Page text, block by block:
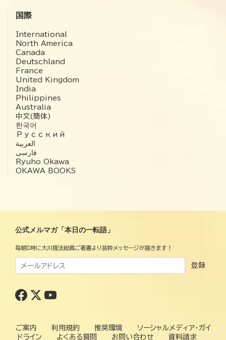
国際
International
North America
Canada
Deutschland
France
United Kingdom
India
Philippines
Australia
中文(簡体)
한국어
Русский
العربية‏
فارسی
Ryuho Okawa
OKAWA BOOKS
公式メルマガ「本日の一転語」
毎朝8時に大川隆法総裁ご著書より抜粋メッセージが届きます！
登録
ご案内 利用規約 推奨環境
ソーシャルメディア・ガイ
ドライン
よくある質問 お問い合わせ 資料請求